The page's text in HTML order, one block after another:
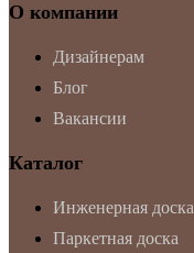
О компании
Дизайнерам
Блог
Вакансии
Каталог
Инженерная доска
Паркетная доска